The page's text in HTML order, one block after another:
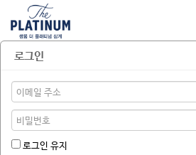
로그인
로그인 유지